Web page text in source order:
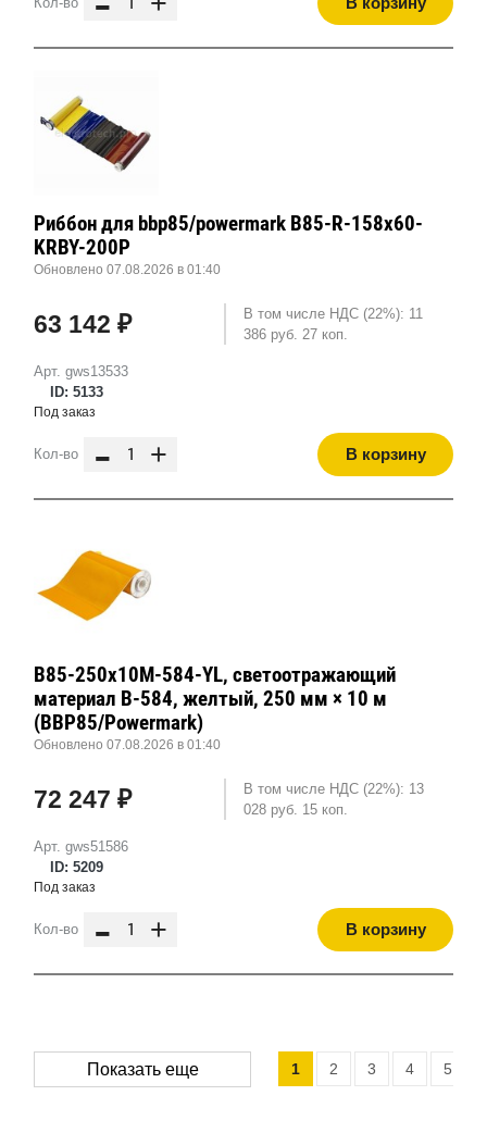
Арт. gws13533
ID: 5133
Риббон для bbp85/powermark B85-R-158x60-
KRBY-200P
Обновлено 07.08.2026 в 01:40
63 142 ₽
В том числе НДС (22%): 11
386 руб. 27 коп.
Под заказ
Кол-во - + В корзину
Арт. gws51586
ID: 5209
B85-250x10M-584-YL, светоотражающий
материал B-584, желтый, 250 мм × 10 м
(BBP85/Powermark)
Обновлено 07.08.2026 в 01:40
72 247 ₽
В том числе НДС (22%): 13
028 руб. 15 коп.
Под заказ
Кол-во - + В корзину
Показать еще 1 2 3 4 5